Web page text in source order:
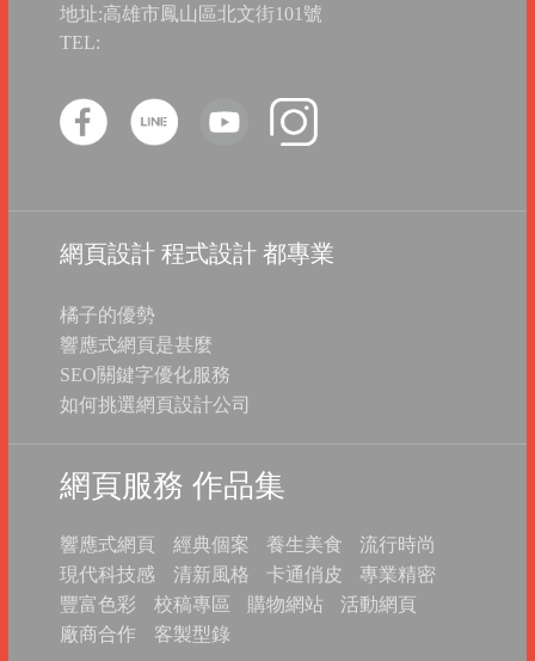
地址:高雄市鳳山區北文街101號
TEL:
網頁設計 程式設計 都專業
橘子的優勢
響應式網頁是甚麼
SEO關鍵字優化服務
如何挑選網頁設計公司
網頁服務 作品集
響應式網頁 經典個案 養生美食
流行時尚
現代科技感
清新風格 卡通俏皮
專業精密
豐富色彩
校稿專區 購物網站
活動網頁
廠商合作
客製型錄